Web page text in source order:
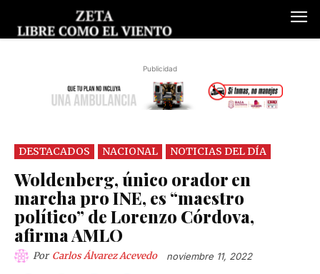
Publicidad
DESTACADOS NACIONAL NOTICIAS DEL DÍA
Woldenberg, único orador en
marcha pro INE, es “maestro
político” de Lorenzo Córdova,
afirma AMLO
Por Carlos Álvarez Acevedo noviembre 11, 2022